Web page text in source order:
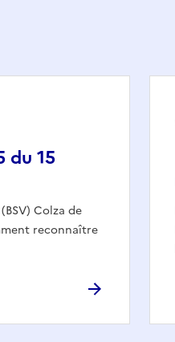
du 15
Colza de
reconnaître